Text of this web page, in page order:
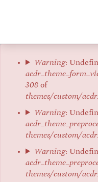
Message
d'erreur
Warning:
308 of
themes/custom/
Warning:
themes/custom/
Warning:
themes/custom/